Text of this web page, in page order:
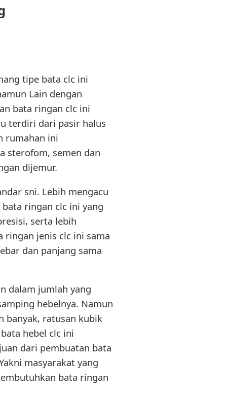
tipe bata clc ini
Lain dengan
bata ringan clc ini
terdiri dari pasir halus
rumahan ini
sterofom, semen dan
dijemur.
sni. Lebih mengacu
ringan clc ini yang
serta lebih
ringan jenis clc ini sama
dan panjang sama
dalam jumlah yang
hebelnya. Namun
banyak, ratusan kubik
hebel clc ini
dari pembuatan bata
masyarakat yang
bata ringan